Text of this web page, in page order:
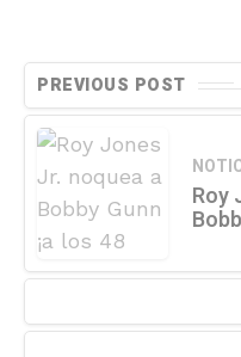
PREVIOUS POST
Roy